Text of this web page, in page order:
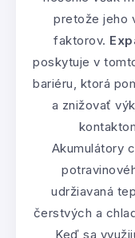
pretože jeho
faktorov.
poskytuje v
bariéru, ktorá
a znižovať
Akumulátory
udržiavaná
čerstvých a
Keď sa